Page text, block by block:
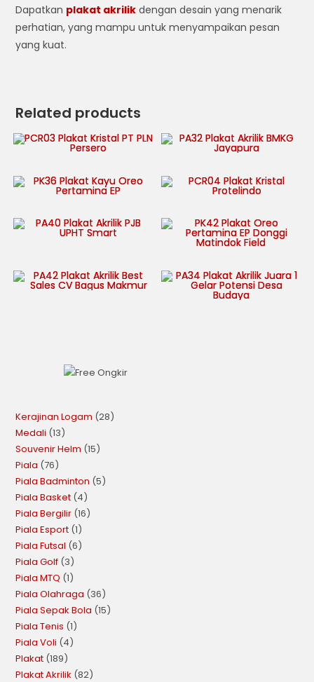
Dapatkan plakat akrilik dengan desain yang menarik
perhatian, yang mampu untuk menyampaikan pesan
yang kuat.
Related products
Kerajinan Logam 28
Medali 13
Souvenir Helm 15
Piala 76
Piala Badminton 5
Piala Basket 4
Piala Bergilir 16
Piala Esport 1
Piala Futsal 6
Piala Golf 3
Piala MTQ 1
Piala Olahraga 36
Piala Sepak Bola 15
Piala Tenis 1
Piala Voli 4
Plakat 189
Plakat Akrilik 82